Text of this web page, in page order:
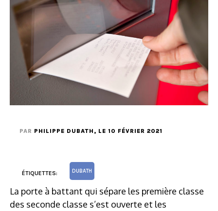
PAR PHILIPPE DUBATH , LE 10 FÉVRIER 2021
ÉTIQUETTES: DUBATH
La porte à battant qui sépare les première classe
des seconde classe s’est ouverte et les